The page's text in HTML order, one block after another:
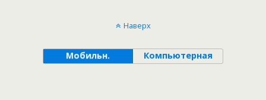
Наверх
Мобильн. Компьютерная